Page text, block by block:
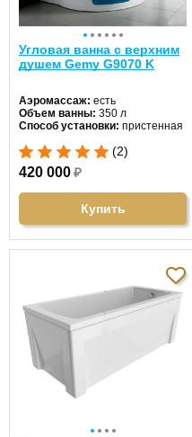
Угловая ванна с верхним
душем Gemy G9070 K
Аэромассаж: есть
Объем ванны: 350 л
Способ установки: пристенная
Длина: 161 см
Ширина: 161 см
Цвет:белый
акрил
Гидромассаж:есть
(2)
420 000₽
Купить